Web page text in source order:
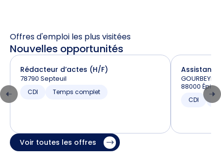
Offres d'emploi les plus visitées
Nouvelles opportunités
Rédacteur d’actes (H/F)
78790 Septeuil
CDI Temps complet
Assistant
88000 Épinal
CDI
Voir toutes les offres